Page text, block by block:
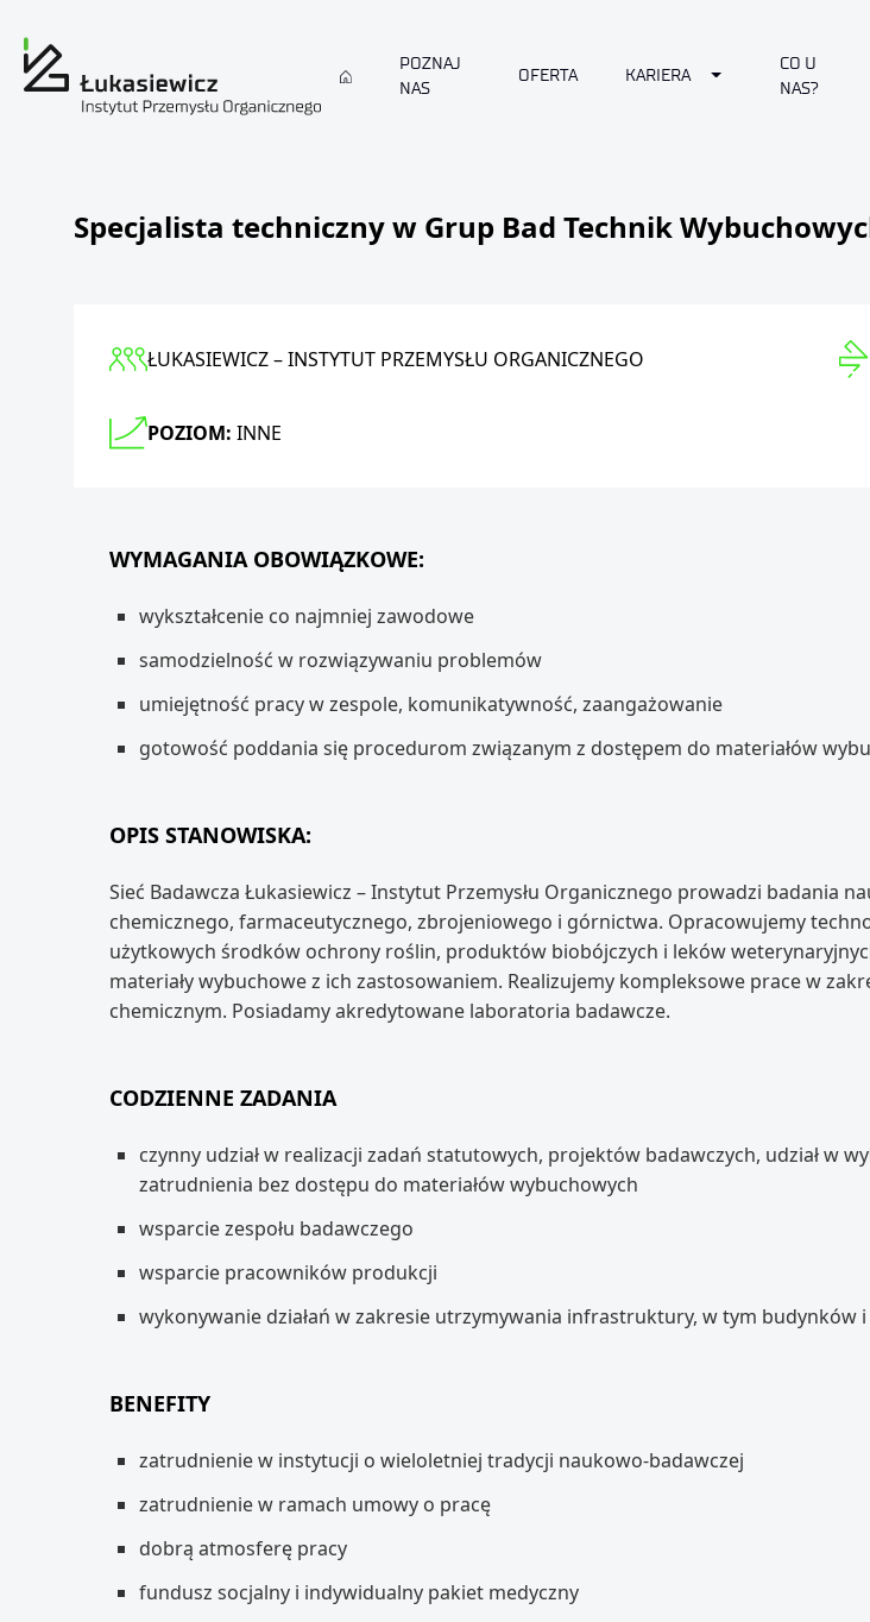
POZNAJ
NAS
OFERTA KARIERA Toggle Dropdown
CO U
NAS?
Specjalista techniczny w Grup Bad Technik
ŁUKASIEWICZ – INSTYTUT PRZEMYSŁU ORGANICZNEGO
POZIOM: INNE
WYMAGANIA OBOWIĄZKOWE:
wykształcenie co najmniej zawodowe
samodzielność w rozwiązywaniu problemów
umiejętność pracy w zespole, komunikatywność, zaangażowanie
gotowość poddania się procedurom związanym z dostępem do materiałów
OPIS STANOWISKA:
Sieć Badawcza Łukasiewicz – Instytut Przemysłu Organicznego prowadzi badania
chemicznego, farmaceutycznego, zbrojeniowego i górnictwa. Opracowujemy
użytkowych środków ochrony roślin, produktów biobójczych i leków
materiały wybuchowe z ich zastosowaniem. Realizujemy kompleksowe prace w
chemicznym. Posiadamy akredytowane laboratoria badawcze.
CODZIENNE ZADANIA
czynny udział w realizacji zadań statutowych, projektów badawczych, udział w
zatrudnienia bez dostępu do materiałów wybuchowych
wsparcie zespołu badawczego
wsparcie pracowników produkcji
wykonywanie działań w zakresie utrzymywania infrastruktury, w tym budynków
BENEFITY
zatrudnienie w instytucji o wieloletniej tradycji naukowo-badawczej
zatrudnienie w ramach umowy o pracę
dobrą atmosferę pracy
fundusz socjalny i indywidualny pakiet medyczny